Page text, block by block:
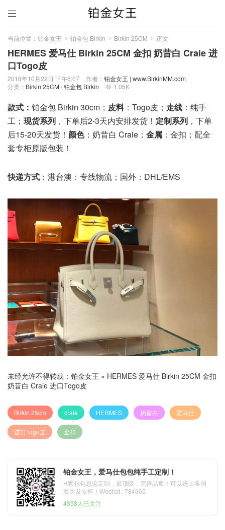

当前位置： 铂金女王 > 铂金包 Birkin > Birkin 25CM > 正文
HERMES 爱马仕 Birkin 25CM 金扣 奶昔白 Craie 进
口Togo皮
2018年10月22日 下午6:07 作者： 铂金女王 | www.BirkinMM.com
分类： Birkin 25CM/铂金包 Birkin  1.05K
款式： 铂金包 Birkin 30cm； 皮料：Togo皮； 走线 ：纯手
工； 现货系列 ，下单后2-3天内安排发货！ 定制系列 ，下单
后15-20天发货！ 颜色：奶昔白 Craie； 金属 ：金扣；配全
套专柜原版包装！
快递方式 ：港台澳：专线物流；国外：DHL/EMS
未经允许不得转载： 铂金女王 » HERMES 爱马仕 Birkin 25CM 金扣
奶昔白 Craie 进口Togo皮
Birkin 25cm craie HERMES 奶昔白 爱马仕
进口Togo皮 金扣
铂金女王，爱马仕包包纯手工定制！
H家包包总监定制，最顶级，完善品质！可以进出各国
海关及专柜！Wechat : 784965
4358人已关注